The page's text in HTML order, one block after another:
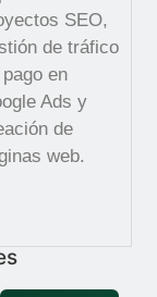
SEO,
de tráfico
en
Ads y
de
web.